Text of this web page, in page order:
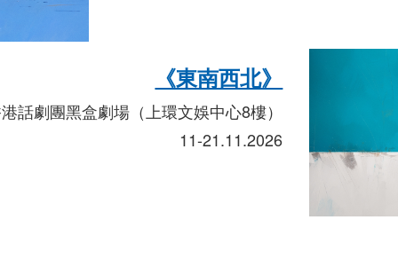
《東南西北》
話劇團黑盒劇場（上環文娛中心8樓）
11-21.11.2026